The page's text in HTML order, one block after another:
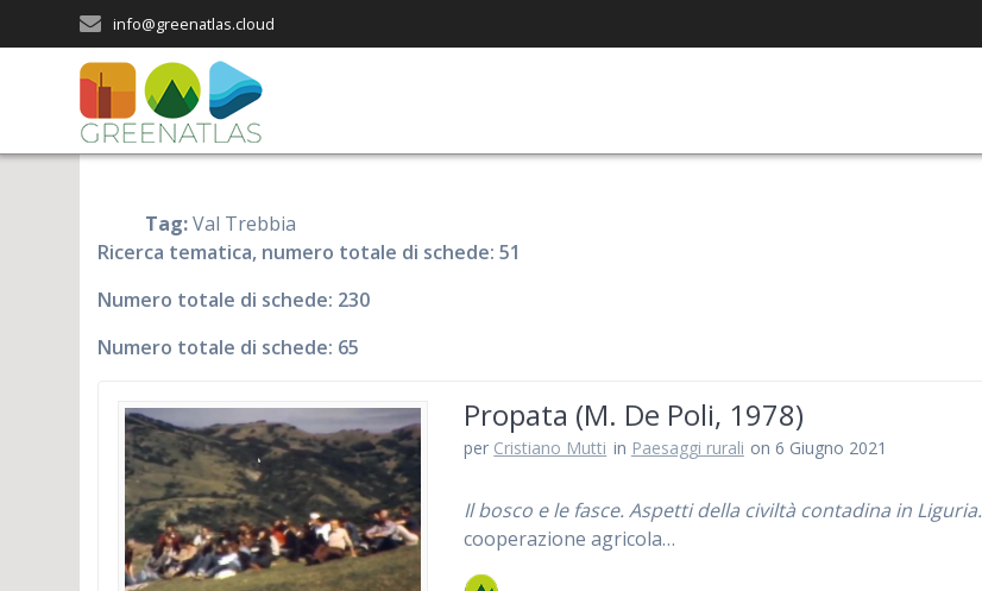
al
contenuto
info@greenatlas.cloud
Tag:Val Trebbia
Ricerca tematica, numero totale di schede: 51
Numero totale di schede: 230
Numero totale di schede: 65
Propata (M. De Poli, 1978)
per Cristiano Mutti in Paesaggi rurali on 6 Giugno 2021
Il bosco e le fasce. Aspetti della civiltà contadina in Liguria.
cooperazione agricola…